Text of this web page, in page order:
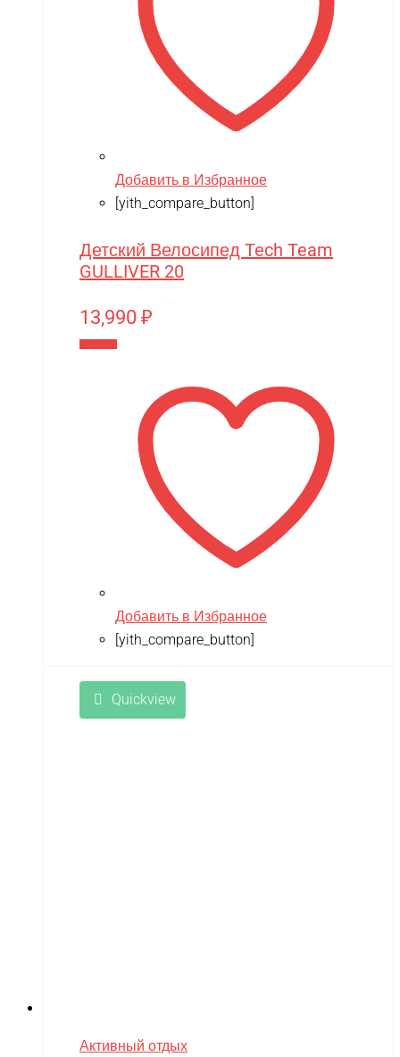
Добавить в Избранное
[yith_compare_button]
Детский Велосипед Tech Team
GULLIVER 20
13,990 ₽
Добавить в Избранное
[yith_compare_button]
Quickview
Активный отдых